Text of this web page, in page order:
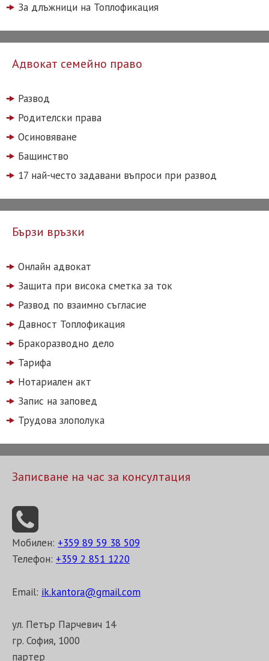
За длъжници на Топлофикация
Адвокат семейно право
Развод
Родителски права
Осиновяване
Бащинство
17 най-често задавани въпроси при развод
Бързи връзки
Онлайн адвокат
Защита при висока сметка за ток
Развод по взаимно съгласие
Давност Топлофикация
Бракоразводно дело
Тарифа
Нотариален акт
Запис на заповед
Трудова злополука
Записване на час за консултация
Мобилен: +359 89 59 38 509
Телефон: +359 2 851 1220
Email: ik.kantora@gmail.com
ул. Петър Парчевич 14
гр. София, 1000
партер